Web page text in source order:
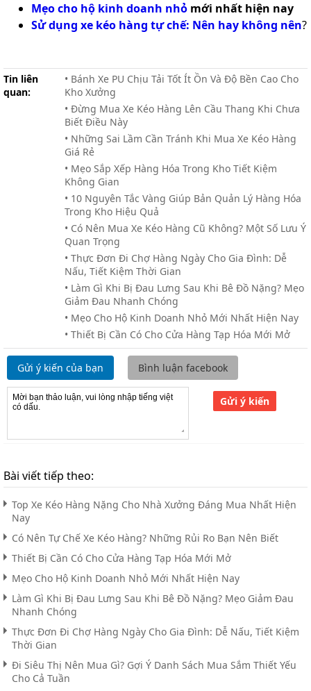
Mẹo cho hộ kinh doanh nhỏ mới nhất hiện nay
Sử dụng xe kéo hàng tự chế: Nên hay không nên?
Tin liên
quan:
• Bánh Xe PU Chịu Tải Tốt Ít Ồn Và Độ Bền Cao Cho
Kho Xưởng
• Đừng Mua Xe Kéo Hàng Lên Cầu Thang Khi Chưa
Biết Điều Này
• Những Sai Lầm Cần Tránh Khi Mua Xe Kéo Hàng
Giá Rẻ
• Mẹo Sắp Xếp Hàng Hóa Trong Kho Tiết Kiệm
Không Gian
• 10 Nguyên Tắc Vàng Giúp Bản Quản Lý Hàng Hóa
Trong Kho Hiệu Quả
• Có Nên Mua Xe Kéo Hàng Cũ Không? Một Số Lưu Ý
Quan Trọng
• Thực Đơn Đi Chợ Hàng Ngày Cho Gia Đình: Dễ
Nấu, Tiết Kiệm Thời Gian
• Làm Gì Khi Bị Đau Lưng Sau Khi Bê Đồ Nặng? Mẹo
Giảm Đau Nhanh Chóng
• Mẹo Cho Hộ Kinh Doanh Nhỏ Mới Nhất Hiện Nay
• Thiết Bị Cần Có Cho Cửa Hàng Tạp Hóa Mới Mở
Gửi ý kiến của bạn Bình luận facebook
Gửi ý kiến
Bài viết tiếp theo:
Top Xe Kéo Hàng Nặng Cho Nhà Xưởng Đáng Mua Nhất Hiện
Nay
Có Nên Tự Chế Xe Kéo Hàng? Những Rủi Ro Bạn Nên Biết
Thiết Bị Cần Có Cho Cửa Hàng Tạp Hóa Mới Mở
Mẹo Cho Hộ Kinh Doanh Nhỏ Mới Nhất Hiện Nay
Làm Gì Khi Bị Đau Lưng Sau Khi Bê Đồ Nặng? Mẹo Giảm Đau
Nhanh Chóng
Thực Đơn Đi Chợ Hàng Ngày Cho Gia Đình: Dễ Nấu, Tiết Kiệm
Thời Gian
Đi Siêu Thị Nên Mua Gì? Gợi Ý Danh Sách Mua Sắm Thiết Yếu
Cho Cả Tuần